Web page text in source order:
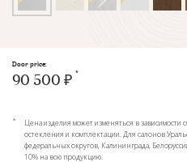
Door price:
90 500 ₽
*
Цена изделия может изменяться в зависимости
остекления и комплектации. Для салонов
федеральных округов, Калининграда,
10% на всю продукцию.